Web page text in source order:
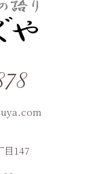
目147